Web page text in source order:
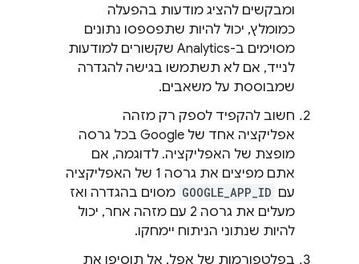
ומבקשים להציג מודעות בהפעלה
כמומלץ, יכול להיות שתפספסו נתונים
מסוימים ב-Analytics שקשורים למודעות
לנייד, אם לא תשתמשו בגישה להגדרה
שמבוססת על משאבים.
חשוב להקפיד לספק רק מזהה
אפליקציה אחד של Google בכל גרסה
מופצת של האפליקציה. לדוגמה, אם
אתם מפיצים את גרסה 1 של האפליקציה
עם GOOGLE_APP_ID מסוים בהגדרה ואז
מעלים את גרסה 2 עם מזהה אחר, יכול
להיות שנתוני הניתוח יימחקו.
בפלטפורמות של אפל, אל תוסיפו את